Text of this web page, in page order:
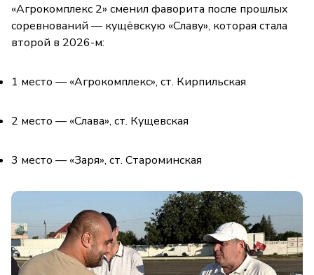
«Агрокомплекс 2» сменил фаворита после прошлых
соревнований — кущёвскую «Славу», которая стала
второй в 2026-м:
1 место — «Агрокомплекс», ст. Кирпильская
2 место — «Слава», ст. Кущевская
3 место — «Заря», ст. Староминская